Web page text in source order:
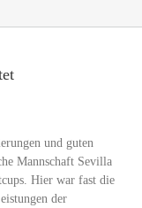
und guten
Mannschaft Sevilla
Hier war fast die
der